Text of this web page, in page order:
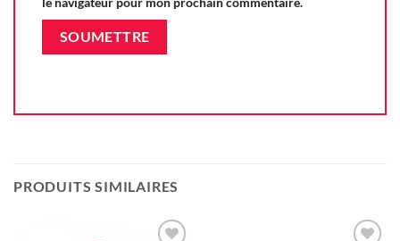
PRODUITS SIMILAIRES